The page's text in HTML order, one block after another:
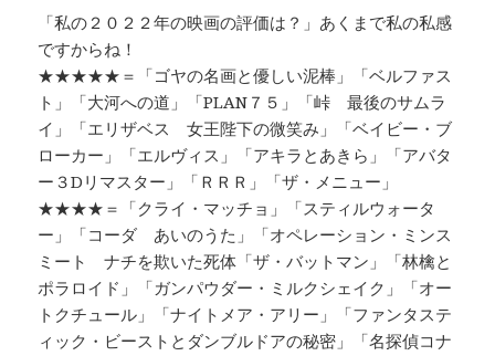
「私の２０２２年の映画の評価は？」あくまで私の私感
ですからね！
★★★★★＝「ゴヤの名画と優しい泥棒」「ベルファス
ト」「大河への道」「PLAN７５」「峠 最後のサムラ
イ」「エリザベス 女王陛下の微笑み」「ベイビー・ブ
ローカー」「エルヴィス」「アキラとあきら」「アバタ
ー３Dリマスター」「ＲＲＲ」「ザ・メニュー」
★★★★＝「クライ・マッチョ」「スティルウォータ
ー」「コーダ あいのうた」「オペレーション・ミンス
ミート ナチを欺いた死体「ザ・バットマン」「林檎と
ポラロイド」「ガンパウダー・ミルクシェイク」「オー
トクチュール」「ナイトメア・アリー」「ファンタステ
ィック・ビーストとダンブルドアの秘密」「名探偵コナ